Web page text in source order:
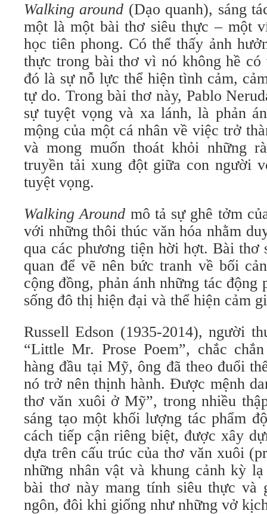
Walking around (Dạo quanh), sáng
một là một bài thơ siêu thực – một
học tiên phong. Có thể thấy ảnh
thực trong bài thơ vì nó không hề có
đó là sự nỗ lực thể hiện tình cảm,
tự do. Trong bài thơ này, Pablo
sự tuyệt vọng và xa lánh, là phản
mộng của một cá nhân về việc trở
và mong muốn thoát khỏi những
truyền tải xung đột giữa con người
tuyệt vọng.
Walking Around mô tả sự ghê tởm
với những thôi thúc văn hóa nhằm
qua các phương tiện hời hợt. Bài thơ
quan để vẽ nên bức tranh về bối
cộng đồng, phản ánh những tác động
sống đô thị hiện đại và thể hiện cảm
Russell Edson (1935-2014), người
“Little Mr. Prose Poem”, chắc
hàng đầu tại Mỹ, ông đã theo đuổi
nó trở nên thịnh hành. Được mệnh
thơ văn xuôi ở Mỹ”, trong nhiều
sáng tạo một khối lượng tác phẩm
cách tiếp cận riêng biệt, được xây
dựa trên cấu trúc của thơ văn xuôi
những nhân vật và khung cảnh kỳ
bài thơ này mang tính siêu thực và
ngôn, đôi khi giống như những vở